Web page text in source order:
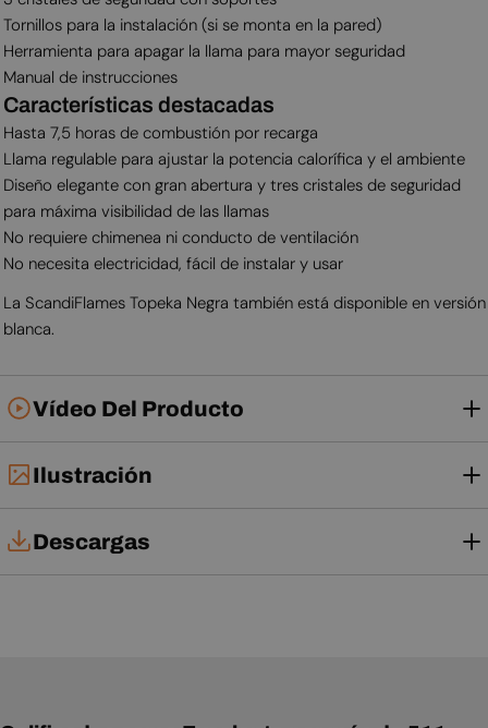
Tornillos para la instalación (si se monta en la pared)
Herramienta para apagar la llama para mayor seguridad
Manual de instrucciones
Características destacadas
Hasta 7,5 horas de combustión por recarga
Llama regulable para ajustar la potencia calorífica y el ambiente
Diseño elegante con gran abertura y tres cristales de seguridad
para máxima visibilidad de las llamas
No requiere chimenea ni conducto de ventilación
No necesita electricidad, fácil de instalar y usar
La ScandiFlames Topeka Negra también está disponible en versión
blanca.
Vídeo Del Producto
Ilustración
Descargas